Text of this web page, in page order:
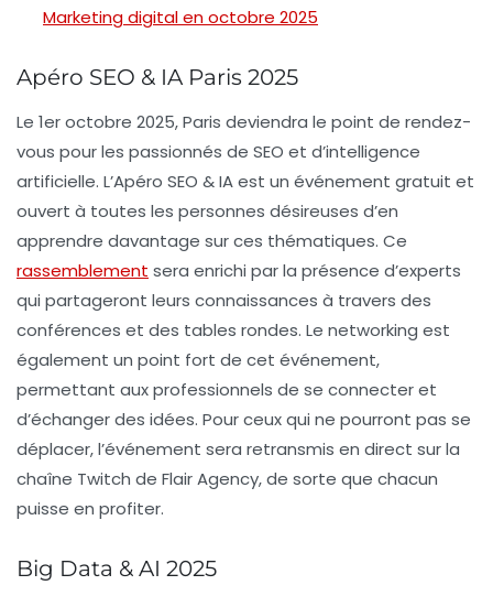
Marketing digital en octobre 2025
Apéro SEO & IA Paris 2025
Le 1er octobre 2025, Paris deviendra le point de rendez-
vous pour les passionnés de SEO et d’intelligence
artificielle. L’Apéro SEO & IA est un événement gratuit et
ouvert à toutes les personnes désireuses d’en
apprendre davantage sur ces thématiques. Ce
rassemblement sera enrichi par la présence d’experts
qui partageront leurs connaissances à travers des
conférences et des tables rondes. Le networking est
également un point fort de cet événement,
permettant aux professionnels de se connecter et
d’échanger des idées. Pour ceux qui ne pourront pas se
déplacer, l’événement sera retransmis en direct sur la
chaîne Twitch de Flair Agency, de sorte que chacun
puisse en profiter.
Big Data & AI 2025